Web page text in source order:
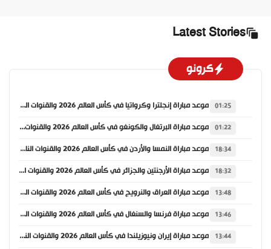
Latest Stories
كرونو
01:25 موعد مباراة إنجلترا وكرواتيا في كأس العالم 2026 والقنوات الناقلة
01:22 موعد مباراة البرتغال والكونغو في كأس العالم 2026 والقنوات الناقلة
18:34 موعد مباراة النمسا والأردن في كأس العالم 2026 والقنوات الناقلة
18:32 موعد مباراة الأرجنتين والجزائر في كأس العالم 2026 والقنوات الناقلة
13:48 موعد مباراة العراق والنرويج في كأس العالم 2026 والقنوات الناقلة
13:46 موعد مباراة فرنسا والسنغال في كأس العالم 2026 والقنوات الناقلة
13:44 موعد مباراة إيران ونيوزيلندا في كأس العالم 2026 والقنوات الناقلة